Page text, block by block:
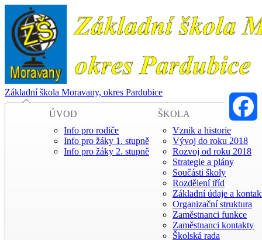
Základní škola Moravany, okres Pardubice
ÚVOD
Info pro rodiče
Info pro žáky 1. stupně
Info pro žáky 2. stupně
ŠKOLA
Vznik a historie
Vývoj do roku 2018
Rozvoj od roku 2018
Strategie a plány
Součásti školy
Rozdělení tříd
Základní údaje a
Organizační struktura
Zaměstnanci funkce
Zaměstnanci kontakty
Školská rada